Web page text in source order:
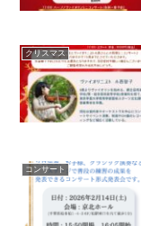
クリスマス
コンサート